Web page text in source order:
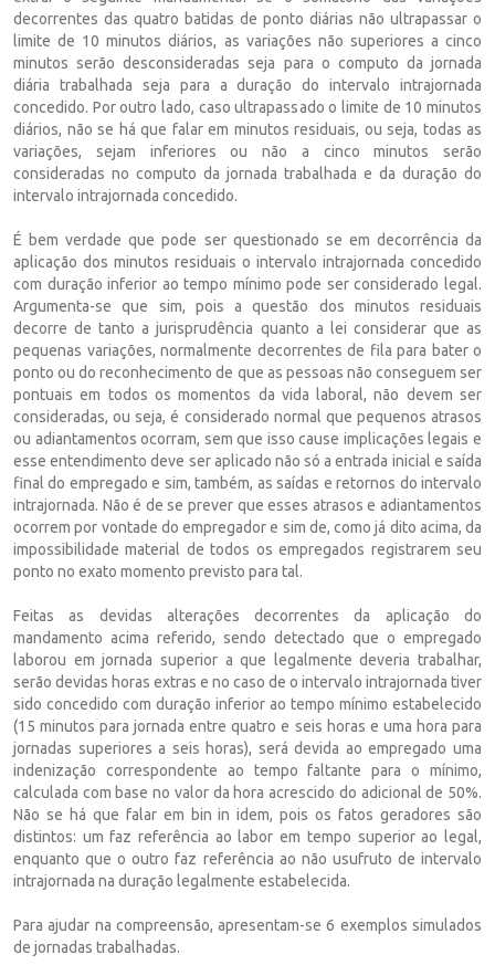
decorrentes das quatro batidas de ponto diárias não ultrapassar o
limite de 10 minutos diários, as variações não superiores a cinco
minutos serão desconsideradas seja para o computo da jornada
diária trabalhada seja para a duração do intervalo intrajornada
concedido. Por outro lado, caso ultrapassado o limite de 10 minutos
diários, não se há que falar em minutos residuais, ou seja, todas as
variações, sejam inferiores ou não a cinco minutos serão
consideradas no computo da jornada trabalhada e da duração do
intervalo intrajornada concedido.
É bem verdade que pode ser questionado se em decorrência da
aplicação dos minutos residuais o intervalo intrajornada concedido
com duração inferior ao tempo mínimo pode ser considerado legal.
Argumenta-se que sim, pois a questão dos minutos residuais
decorre de tanto a jurisprudência quanto a lei considerar que as
pequenas variações, normalmente decorrentes de fila para bater o
ponto ou do reconhecimento de que as pessoas não conseguem ser
pontuais em todos os momentos da vida laboral, não devem ser
consideradas, ou seja, é considerado normal que pequenos atrasos
ou adiantamentos ocorram, sem que isso cause implicações legais e
esse entendimento deve ser aplicado não só a entrada inicial e saída
final do empregado e sim, também, as saídas e retornos do intervalo
intrajornada. Não é de se prever que esses atrasos e adiantamentos
ocorrem por vontade do empregador e sim de, como já dito acima, da
impossibilidade material de todos os empregados registrarem seu
ponto no exato momento previsto para tal.
Feitas as devidas alterações decorrentes da aplicação do
mandamento acima referido, sendo detectado que o empregado
laborou em jornada superior a que legalmente deveria trabalhar,
serão devidas horas extras e no caso de o intervalo intrajornada tiver
sido concedido com duração inferior ao tempo mínimo estabelecido
(15 minutos para jornada entre quatro e seis horas e uma hora para
jornadas superiores a seis horas), será devida ao empregado uma
indenização correspondente ao tempo faltante para o mínimo,
calculada com base no valor da hora acrescido do adicional de 50%.
Não se há que falar em bin in idem, pois os fatos geradores são
distintos: um faz referência ao labor em tempo superior ao legal,
enquanto que o outro faz referência ao não usufruto de intervalo
intrajornada na duração legalmente estabelecida.
Para ajudar na compreensão, apresentam-se 6 exemplos simulados
de jornadas trabalhadas.